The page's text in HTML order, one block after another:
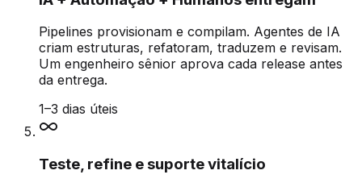
Pipelines provisionam e compilam. Agentes de IA
criam estruturas, refatoram, traduzem e revisam.
Um engenheiro sênior aprova cada release antes
da entrega.
1–3 dias úteis
Teste, refine e suporte vitalício